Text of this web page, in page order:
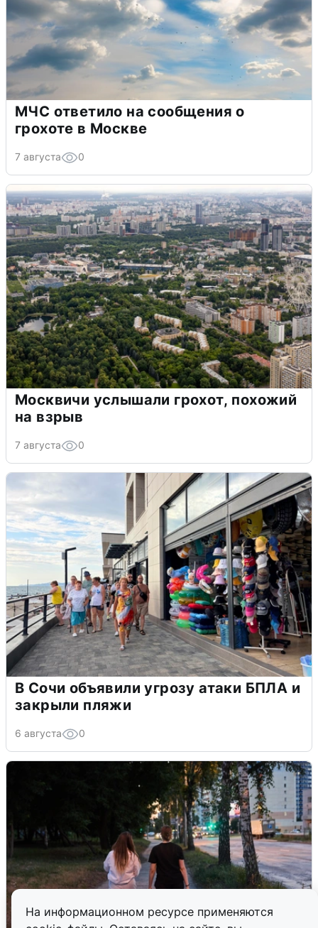
На информационном ресурсе применяются
МЧС ответило на сообщения о
грохоте в Москве
7 августа 0
Москвичи услышали грохот, похожий
на взрыв
7 августа 0
В Сочи объявили угрозу атаки БПЛА и
закрыли пляжи
6 августа 0